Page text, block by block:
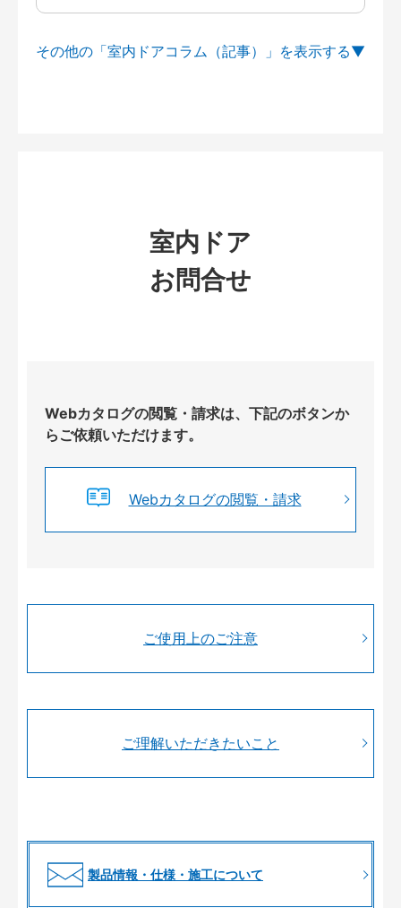
その他の「室内ドアコラム（記事）」を
室内ドア
お問合せ
Webカタログの閲覧・請求は、下記のボタンか
らご依頼いただけます。
Webカタログの閲覧・請求
ご使用上のご注意
ご理解いただきたいこと
製品情報・仕様・施工について